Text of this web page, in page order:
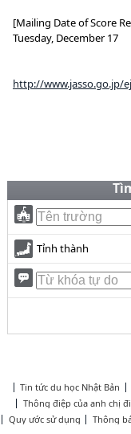
[Mailing Date of Score
Tuesday, December 17
http://www.jasso.go.jp/
Tỉnh thành
Tin tức du học Nhật Bản
Thông điệp của anh chị
Quy ước sử dụng
Thông